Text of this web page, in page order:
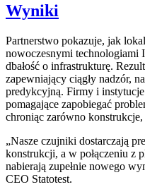
Wyniki
Partnerstwo pokazuje, jak
nowoczesnymi technologiami
dbałość o infrastrukturę.
zapewniający ciągły nadzór,
predykcyjną. Firmy i
pomagające zapobiegać
chroniąc zarówno
„Nasze czujniki dostarczają
konstrukcji, a w połączeniu z
nabierają zupełnie nowego
CEO Statotest.